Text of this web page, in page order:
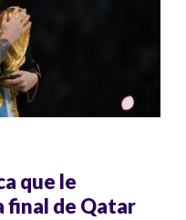
que le
final de Qatar